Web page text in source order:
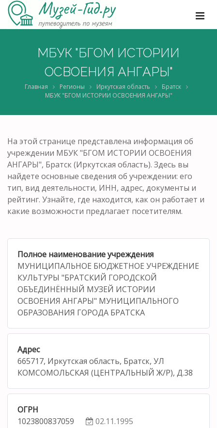
МБУК "БГОМ ИСТОРИИ
ОСВОЕНИЯ АНГАРЫ"
Главная Регионы Иркутская область
Братск
МБУК "БГОМ ИСТОРИИ ОСВОЕНИЯ АНГАРЫ"
На этой странице представлена информация об
учреждении МБУК "БГОМ ИСТОРИИ ОСВОЕНИЯ
АНГАРЫ", Братск (Иркутская область). Здесь вы
найдете основные сведения об учреждении: его
тип, вид деятельности, ИНН, адрес, документы и
рейтинг. Узнайте, где находится, как он работает и
какие возможности предлагает посетителям.
Полное наименование учреждения
МУНИЦИПАЛЬНОЕ БЮДЖЕТНОЕ УЧРЕЖДЕНИЕ
КУЛЬТУРЫ "БРАТСКИЙ ГОРОДСКОЙ
ОБЪЕДИНЁННЫЙ МУЗЕЙ ИСТОРИИ
ОСВОЕНИЯ АНГАРЫ" МУНИЦИПАЛЬНОГО
ОБРАЗОВАНИЯ ГОРОДА БРАТСКА
Адрес
665717, Иркутская область, Братск, УЛ
КОМСОМОЛЬСКАЯ (ЦЕНТРАЛЬНЫЙ Ж/Р), Д.38
ОГРН
1023800837059
02.11.1995